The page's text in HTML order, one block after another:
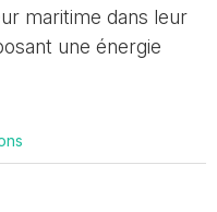
maritime dans leur
une énergie